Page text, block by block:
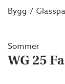
Bygg
Sommer
WG 25